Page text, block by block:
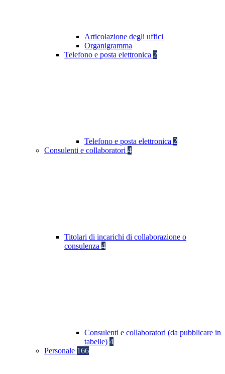
Articolazione degli uffici
Organigramma
Telefono e posta elettronica 2
Telefono e posta elettronica 2
Consulenti e collaboratori 4
Titolari di incarichi di collaborazione o
consulenza 4
Consulenti e collaboratori (da pubblicare in
tabelle) 4
Personale 166